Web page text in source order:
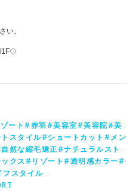
い。
1F◇
ート#赤羽#美容室#美容院#美
スタイル#ショートカット#メン
然な縮毛矯正#ナチュラルスト
クス#リゾート#透明感カラー#
スタイル